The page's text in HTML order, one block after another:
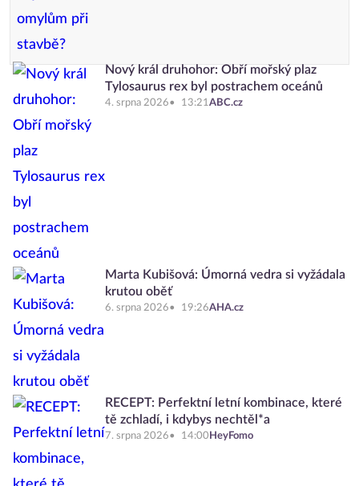
Nový král druhohor: Obří mořský plaz
Tylosaurus rex byl postrachem oceánů
4. srpna 2026 13:21ABC.cz
Marta Kubišová: Úmorná vedra si vyžádala
krutou oběť
6. srpna 2026 19:26AHA.cz
RECEPT: Perfektní letní kombinace, které
tě zchladí, i kdybys nechtěl*a
7. srpna 2026 14:00 HeyFomo